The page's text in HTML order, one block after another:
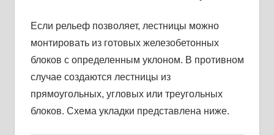
Если рельеф позволяет, лестницы можно
монтировать из готовых железобетонных
блоков с определенным уклоном. В противном
случае создаются лестницы из
прямоугольных, угловых или треугольных
блоков. Схема укладки представлена ниже.